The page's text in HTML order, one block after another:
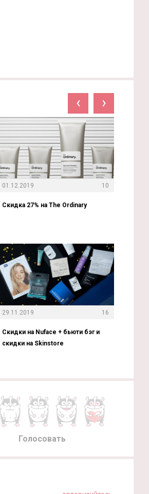
‹ ›
01.12.2019 10
Скидка 27% на The Ordinary
29.11.2019 16
Скидки на Nuface + бьюти бэг и
скидки на Skinstore
Голосовать